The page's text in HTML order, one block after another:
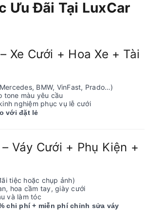
Ưu Đãi Tại LuxCar
Xe Cưới + Hoa Xe + Tài
BMW, VinFast, Prado…)
tone màu yêu cầu
nghiệm phục vụ lễ cưới
với đặt lẻ
Váy Cưới + Phụ Kiện +
tiệc hoặc chụp ảnh)
hoa cầm tay, giày cưới
và làm tóc
chi phí + miễn phí chỉnh sửa váy